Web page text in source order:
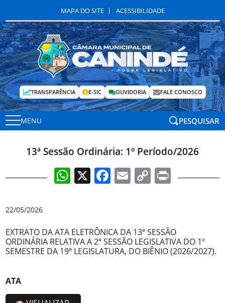
MAPA DO SITE ACESSIBILIDADE
TRANSPARÊNCIA E-SIC OUVIDORIA FALE CONOSCO
MENU PESQUISAR
13ª Sessão Ordinária: 1º Período/2026
WhatsApp
X Facebook
EmailCopyPrint
22/05/2026
EXTRATO DA ATA ELETRÔNICA DA 13ª SESSÃO
ORDINÁRIA RELATIVA A 2ª SESSÃO LEGISLATIVA DO 1º
SEMESTRE DA 19ª LEGISLATURA, DO BIÊNIO (2026/2027).
ATA